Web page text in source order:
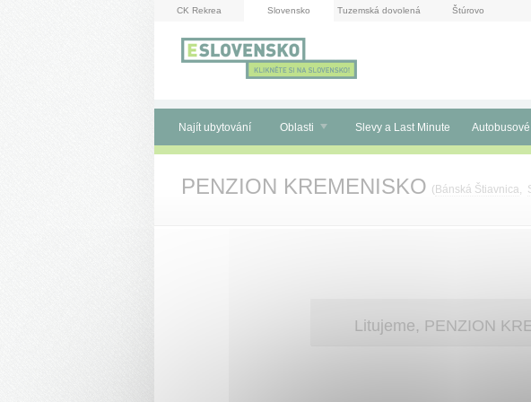
CK Rekrea Slovensko Tuzemská dovolená Štúrovo
Najít ubytování Oblasti Slevy a Last Minute
PENZION KREMENISKO ( Bánská Štiavnica,
Litujeme, PENZION